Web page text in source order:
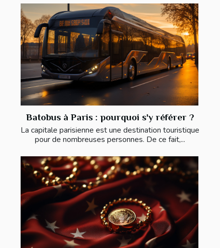
Batobus à Paris : pourquoi s'y référer ?
La capitale parisienne est une destination touristique
pour de nombreuses personnes. De ce fait,...